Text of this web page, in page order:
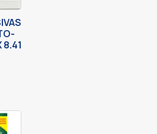
8.41